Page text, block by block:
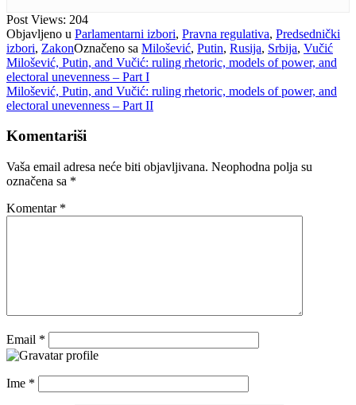
Post Views: 204
Objavljeno u Parlamentarni izbori, Pravna regulativa, Predsednički
izbori, ZakonOznačeno sa Milošević, Putin, Rusija, Srbija, Vučić
Navigacija
članaka
Milošević, Putin, and Vučić: ruling rhetoric, models of power, and
electoral unevenness – Part I
Milošević, Putin, and Vučić: ruling rhetoric, models of power, and
electoral unevenness – Part II
Komentariši
Vaša email adresa neće biti objavljivana. Neophodna polja su
označena sa *
Komentar *
Email *
Ime *